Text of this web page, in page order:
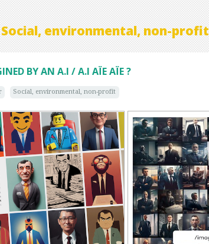
environmental, non-profit
BY AN A.I / A.I AÏE AÏE ?
Social, environmental, non-profit